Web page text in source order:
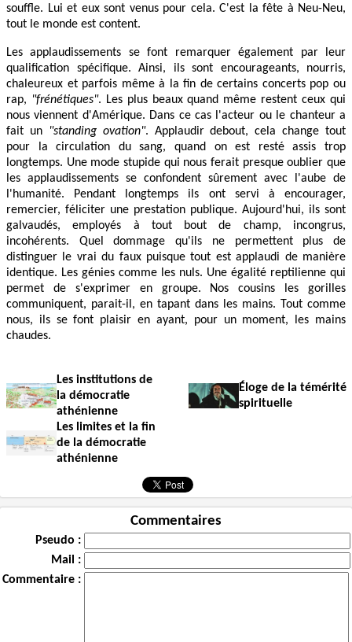
souffle. Lui et eux sont venus pour cela. C'est la fête à Neu-Neu,
tout le monde est content.
Les applaudissements se font remarquer également par leur
qualification spécifique. Ainsi, ils sont encourageants, nourris,
chaleureux et parfois même à la fin de certains concerts pop ou
rap, "frénétiques". Les plus beaux quand même restent ceux qui
nous viennent d'Amérique. Dans ce cas l'acteur ou le chanteur a
fait un
"standing ovation". Applaudir debout, cela change tout
pour la circulation du sang, quand on est resté assis trop
longtemps. Une mode stupide qui nous ferait presque oublier que
les applaudissements se confondent sûrement avec l'aube de
l'humanité. Pendant longtemps ils ont servi à encourager,
remercier, féliciter une prestation publique. Aujourd'hui, ils sont
galvaudés, employés à tout bout de champ, incongrus,
incohérents. Quel dommage qu'ils ne permettent plus de
distinguer le vrai du faux puisque tout est applaudi de manière
identique. Les génies comme les nuls. Une égalité reptilienne qui
permet de s'exprimer en groupe. Nos cousins les gorilles
communiquent, parait-il, en tapant dans les mains. Tout comme
nous, ils se font plaisir en ayant, pour un moment, les mains
chaudes.
Les institutions de
la démocratie
athénienne
Éloge de la témérité
spirituelle
Les limites et la fin
de la démocratie
athénienne
Commentaires
Pseudo :
Mail :
Commentaire :